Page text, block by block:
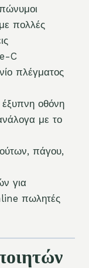
πολλές
C
πλέγματος
οθόνη
με το
πάγου,
για
πωλητές